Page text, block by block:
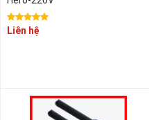
Liên hệ